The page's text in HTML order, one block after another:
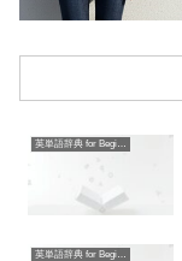
英単語辞典 for Beginners
英単語辞典 for Beginners